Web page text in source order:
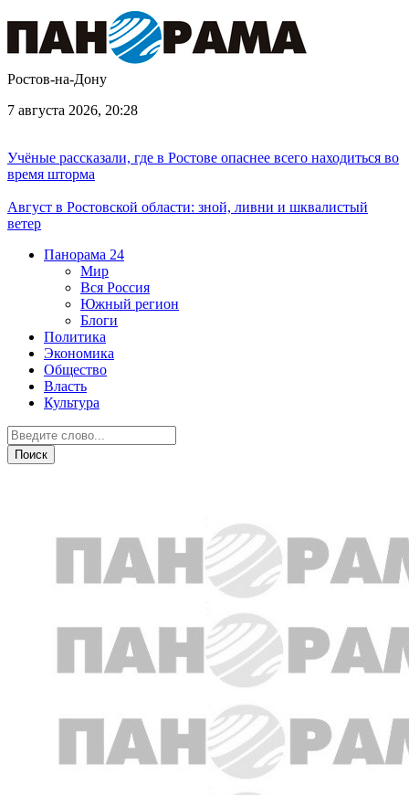
Ростов-на-Дону
7 августа 2026, 20:28
Учёные рассказали, где в Ростове опаснее всего находиться во
время шторма
Август в Ростовской области: зной, ливни и шквалистый
ветер
Панорама 24
Мир
Вся Россия
Южный регион
Блоги
Политика
Экономика
Общество
Власть
Культура